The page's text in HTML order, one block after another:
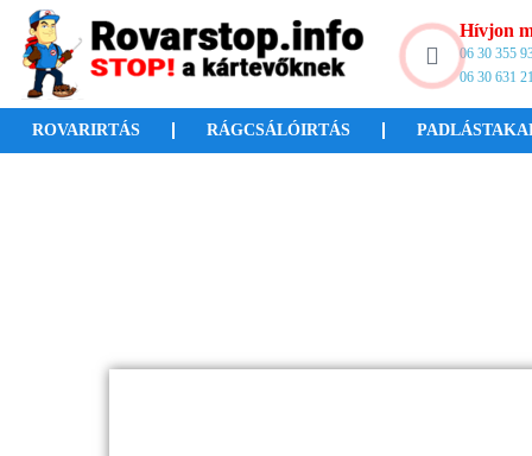
Hívjon
06 30 355
06 30 631
ROVARIRTÁS RÁGCSÁLÓIRTÁS